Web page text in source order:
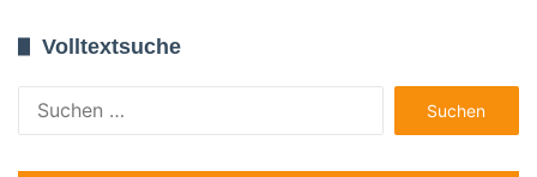
Volltextsuche
nach: